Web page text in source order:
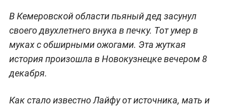
В Кемеровской области пьяный дед засунул
своего двухлетнего внука в печку. Тот умер в
муках с обширными ожогами. Эта жуткая
история произошла в Новокузнецке вечером 8
декабря.
Как стало известно Лайфу от источника, мать и